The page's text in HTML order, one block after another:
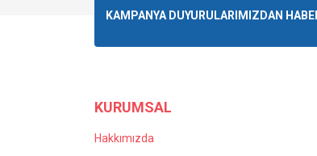
KAMPANYA DUYURULARIMIZDAN
KURUMSAL
Hakkımızda